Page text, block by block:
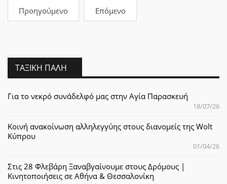
Προηγούμενο Επόμενο
ΤΑΞΙΚΉ ΠΆΛΗ
Για το νεκρό συνάδελφό μας στην Αγία Παρασκευή
18/07/26
Κοινή ανακοίνωση αλληλεγγύης στους διανομείς της Wolt
Κύπρου
01/04/26
Στις 28 Φλεβάρη Ξαναβγαίνουμε στους Δρόμους |
Κινητοποιήσεις σε Αθήνα & Θεσσαλονίκη